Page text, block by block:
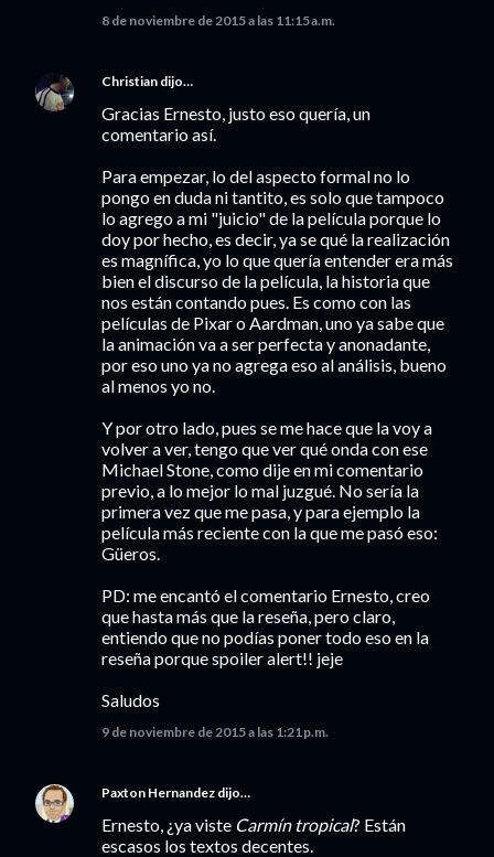
8 de noviembre de 2015 a las 11:15 a.m.
Christian dijo…
Gracias Ernesto, justo eso quería, un
comentario así.
Para empezar, lo del aspecto formal no lo
pongo en duda ni tantito, es solo que tampoco
lo agrego a mi "juicio" de la película porque lo
doy por hecho, es decir, ya se qué la realización
es magnífica, yo lo que quería entender era más
bien el discurso de la película, la historia que
nos están contando pues. Es como con las
películas de Pixar o Aardman, uno ya sabe que
la animación va a ser perfecta y anonadante,
por eso uno ya no agrega eso al análisis, bueno
al menos yo no.
Y por otro lado, pues se me hace que la voy a
volver a ver, tengo que ver qué onda con ese
Michael Stone, como dije en mi comentario
previo, a lo mejor lo mal juzgué. No sería la
primera vez que me pasa, y para ejemplo la
película más reciente con la que me pasó eso:
Güeros.
PD: me encantó el comentario Ernesto, creo
que hasta más que la reseña, pero claro,
entiendo que no podías poner todo eso en la
reseña porque spoiler alert!! jeje
Saludos
9 de noviembre de 2015 a las 1:21 p.m.
Paxton Hernandez dijo…
Ernesto, ¿ya viste Carmín tropical? Están
escasos los textos decentes.